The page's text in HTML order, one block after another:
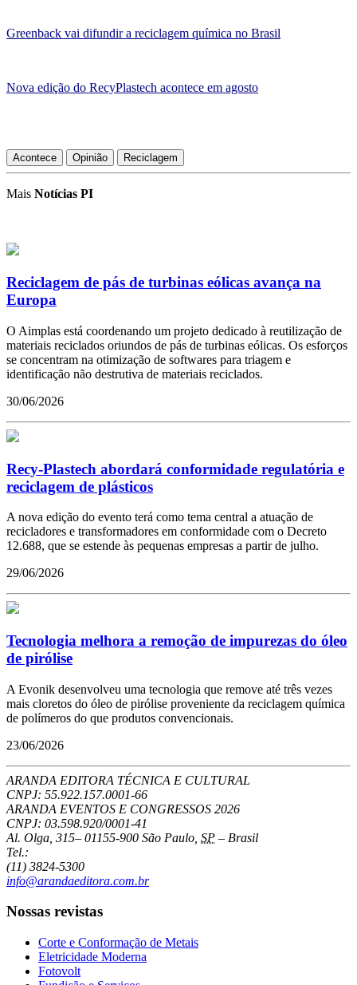
Greenback vai difundir a reciclagem química no Brasil
Nova edição do RecyPlastech acontece em agosto
Acontece Opinião Reciclagem
Mais Notícias PI
Reciclagem de pás de turbinas eólicas avança na
Europa
O Aimplas está coordenando um projeto dedicado à reutilização de
materiais reciclados oriundos de pás de turbinas eólicas. Os esforços
se concentram na otimização de softwares para triagem e
identificação não destrutiva de materiais reciclados.
30/06/2026
Recy-Plastech abordará conformidade regulatória e
reciclagem de plásticos
A nova edição do evento terá como tema central a atuação de
recicladores e transformadores em conformidade com o Decreto
12.688, que se estende às pequenas empresas a partir de julho.
29/06/2026
Tecnologia melhora a remoção de impurezas do óleo
de pirólise
A Evonik desenvolveu uma tecnologia que remove até três vezes
mais cloretos do óleo de pirólise proveniente da reciclagem química
de polímeros do que produtos convencionais.
23/06/2026
ARANDA EDITORA TÉCNICA E CULTURAL
CNPJ: 55.922.157.0001-66
ARANDA EVENTOS E CONGRESSOS 2026
CNPJ: 03.598.920/0001-41
Al. Olga, 315– 01155-900 São Paulo SP – Brasil
Tel.:
(11) 3824-5300
info@arandaeditora.com.br
Nossas revistas
Corte e Conformação de Metais
Eletricidade Moderna
Fotovolt